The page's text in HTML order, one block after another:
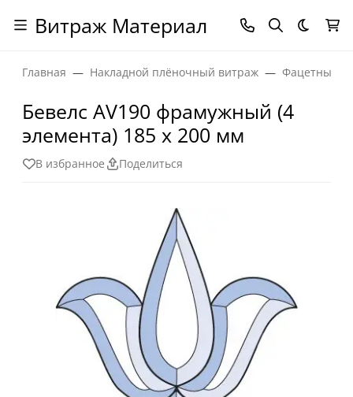
Витраж Материал Темная
Главная Накладной плёночный витраж Фацетные
Бевелс AV190 фрамужный (4
элемента) 185 х 200 мм
В избранное Поделиться